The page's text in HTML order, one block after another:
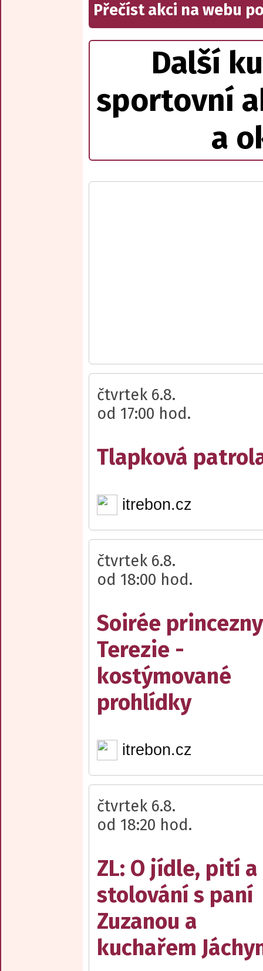
Přečíst akci na webu
Další
sportovní
a
čtvrtek 6.8.
od 17:00 hod.
Tlapková
itrebon.cz
čtvrtek 6.8.
od 18:00 hod.
Soirée princezny
Terezie -
kostýmované
prohlídky
itrebon.cz
čtvrtek 6.8.
od 18:20 hod.
ZL: O jídle, pití a
stolování s paní
Zuzanou a
kuchařem